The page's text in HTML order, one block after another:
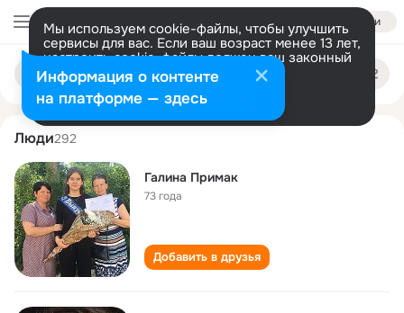
Войти
Мы используем cookie-файлы, чтобы улучшить
сервисы для вас. Если ваш возраст менее 13 лет,
настроить cookie-файлы должен ваш законный
представитель. Больше информации
Разрешить все Настроить
Поиск
людям
galina primak
Люди292
Галина Примак
73 года
Добавить в друзья
Информация о контенте
на платформе — здесь